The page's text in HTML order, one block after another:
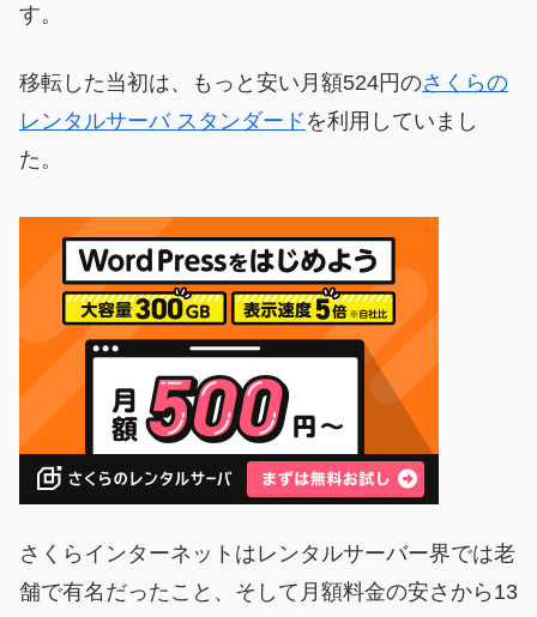
す。
移転した当初は、もっと安い月額524円のさくらの
レンタルサーバ スタンダード を利用していまし
た。
さくらインターネットはレンタルサーバー界では老
舗で有名だったこと、そして月額料金の安さから13